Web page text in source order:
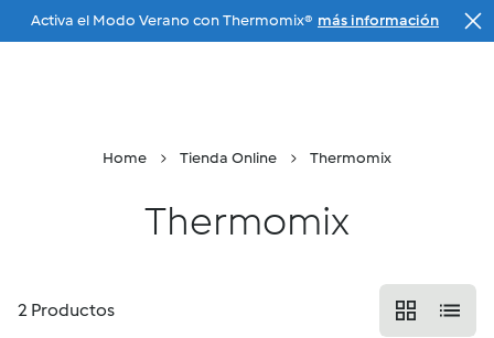
Ir a la navegación principal
Activa el Modo Verano con Thermomix® más información
Home Tienda Online Thermomix
Thermomix
2 Productos